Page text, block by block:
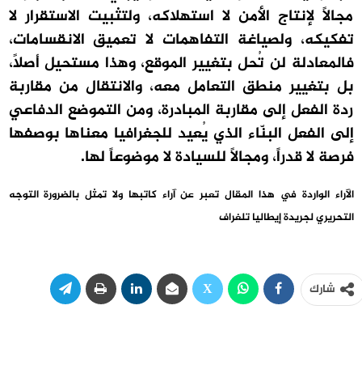
مجالاً لإنتاج الأمن لا استهلاكه، ولتثبيت الاستقرار لا
تفكيكه، ولصياغة التفاهمات لا تعميق الانقسامات،
فالمعادلة لن تُحل بتغيير الموقع، وهذا مستحيل أصلاً،
بل بتغيير منطق التعامل معه، والانتقال من مقاربة
ردة الفعل إلى مقاربة المبادرة، ومن التموضع الدفاعي
إلى الفعل البنّاء الذي يُعيد للجغرافيا معناها بوصفها
فرصة لا قدراً، ومجالاً للسيادة لا موضوعاً لها.
الآراء الواردة في هذا المقال تعبر عن آراء كاتبها ولا تمثل بالضرورة التوجه
التحريري لجريدة إيطاليا تلغراف
شارك